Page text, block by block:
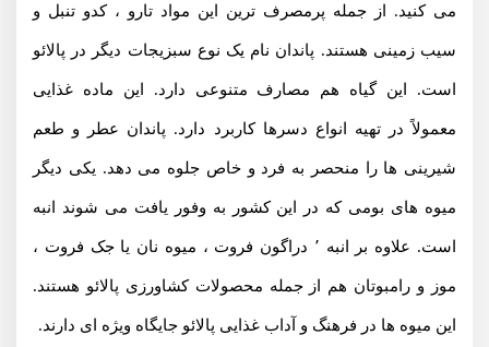
می کنید. از جمله پرمصرف ترین این مواد تارو ، کدو تنبل و
سیب زمینی هستند. پاندان نام یک نوع سبزیجات دیگر در پالائو
است. این گیاه هم مصارف متنوعی دارد. این ماده غذایی
معمولاً در تهیه انواع دسرها کاربرد دارد. پاندان عطر و طعم
شیرینی ها را منحصر به فرد و خاص جلوه می دهد. یکی دیگر
میوه های بومی که در این کشور به وفور یافت می شوند انبه
است. علاوه بر انبه ٬ دراگون فروت ، میوه نان یا جک فروت ،
موز و رامبوتان هم از جمله محصولات کشاورزی پالائو هستند.
این میوه ها در فرهنگ و آداب غذایی پالائو جایگاه ویژه ای دارند.